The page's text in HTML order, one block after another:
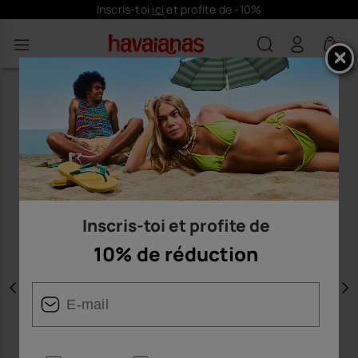
Inscris-toi ici et profite de -10%
0
Précédent
Inscris-toi et profite de
10% de réduction